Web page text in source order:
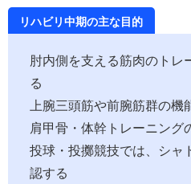
リハビリ中期の主な目的
肘内側を支える筋肉のトレ
る
上腕三頭筋や前腕筋群の機
肩甲骨・体幹トレーニング
投球・投擲競技では、シャ
認する